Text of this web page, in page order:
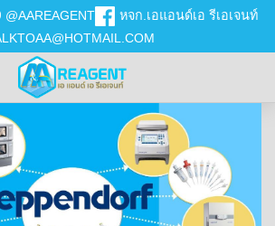
@AAREAGENT
หจก.เอแอนด์เอ รีเอเจนท์